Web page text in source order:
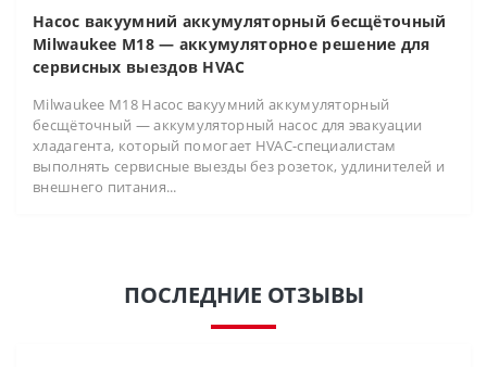
Насос вакуумний аккумуляторный бесщёточный
Milwaukee M18 — аккумуляторное решение для
сервисных выездов HVAC
Milwaukee M18 Насос вакуумний аккумуляторный
бесщёточный — аккумуляторный насос для эвакуации
хладагента, который помогает HVAC-специалистам
выполнять сервисные выезды без розеток, удлинителей и
внешнего питания...
ПОСЛЕДНИЕ ОТЗЫВЫ